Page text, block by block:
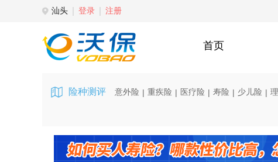
汕头 登录 注册
首页
险种测评 意外险 | 重疾险 | 医疗险 | 寿险 | 少儿险 |